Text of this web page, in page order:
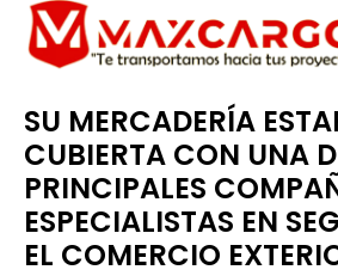
SU MERCADERÍA
CUBIERTA CON UNA
PRINCIPALES
ESPECIALISTAS EN
EL COMERCIO